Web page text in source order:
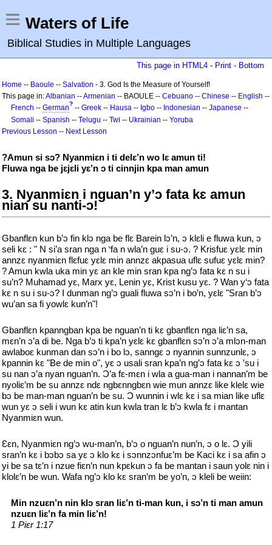
Waters of Life
Biblical Studies in Multiple Languages
This page in HTML4 - Print - Bottom
Home -- Baoule -- Salvation - 3. God Is the Measure of Yourself!
This page in:Albanian --Armenian -- BAOULE -- Cebuano -- Chinese -- English --
French -- German? -- Greek -- Hausa -- Igbo -- Indonesian -- Japanese --
Somali -- Spanish -- Telugu -- Twi -- Ukrainian -- Yoruba
Previous Lesson -- Next Lesson
?Amun si sᴐ? Nyanmiԑn i ti delԑ’n wo lԑ amun ti!
Fluwa nga be jԑjԑli yԑ’n ͻ ti cinnjin kpa man amun
3. Nyanmiԑn i nguan’n y’ᴐ fata kԑ amun
nian su nanti-ᴐ!
Gbanflԑn kun b’ᴐ fin klᴐ nga be flԑ Barein lᴐ’n, ᴐ klԑli e fluwa kun, ᴐ
seli kԑ : " N si’a sran nga n ‵fa n wla’n guԑ i su-ᴐ. ? Krisfuԑ yԑlԑ min
annzԑ nyanmiԑn flԑfuԑ yԑlԑ min annzԑ akpasua uflԑ sufuԑ yԑlԑ min?
? Amun kwla uka min yԑ an kle min sran kpa ng’ᴐ fata kԑ n su i
su’n? Muhamad yԑ, Marx yԑ, Lenin yԑ, Krist kusu yԑ. ? Wan y‘ᴐ fata
kԑ n su i su-ᴐ? I dunman ng’ᴐ guali fluwa sᴐ’n i bo’n, yԑlԑ "Sran b’ᴐ
wu’an sa fi yowlԑ kun’n"!
Gbanflԑn kpanngban kpa be nguan’n ti kԑ gbanflԑn nga liԑ’n sa,
mԑn’n ᴐ’a di be. Nga b’ᴐ ti kpa’n yԑlԑ kԑ gbanflԑn sᴐ’n ᴐ’a mlᴐn-man
awlaboԑ kunman dan sᴐ’n i bo lᴐ, sanngԑ ᴐ nyannin sunnzunlԑ, ᴐ
kpannin kԑ "Be de min o", yԑ ᴐ usali sran kpa’n ng’ᴐ fata kԑ ᴐ ′su i
su nan ᴐ’a nyan nguan’n. Ͻ’a fԑ-mԑn i wla a gua-man i nannan’m be
nyoliԑ’m be su annzԑ ndԑ ngbԑnngbԑn wie mun annzԑ like klelԑ wie
bᴐ be man-man nguan’n be su. Ͻ wunnin i wlԑ kԑ i sa mian like uflԑ
wun yԑ ᴐ seli i wun kԑ atin kun kwla tran lԑ b’ᴐ kwla fԑ i mantan
Nyanmiԑn wun.
Ɛԑn, Nyanmiԑn ng’ᴐ wu-man’n, b’ᴐ o nguan’n nun’n, ᴐ o lԑ. Ͻ yili
sran’n kԑ i bᴐbᴐ sa yԑ ᴐ klo kԑ i sᴐnnzᴐnfuԑ’m be Kaci kԑ i sa afin ᴐ
yi be sa tԑ’n i nzue fiԑn’n nun kpԑkun ᴐ fa be mantan i saun yolԑ nin i
klolԑ’n be wun. Wafa ng’ᴐ klo kԑ sran’m be yo’n, ᴐ kleli be weiin:
Min nzuԑn’n nin klᴐ sran liԑ’n ti-man kun, i sᴐ’n ti man amun
nzuԑn liԑ’n fa min liԑ’n!
1 Piԑr 1:17